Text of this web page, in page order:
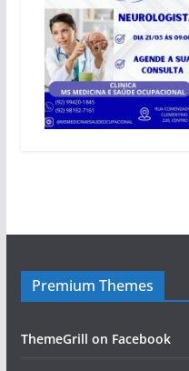
Premium Themes
ThemeGrill on Facebook